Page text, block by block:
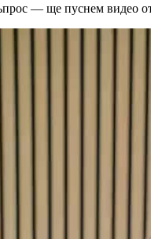
— ще пуснем видео